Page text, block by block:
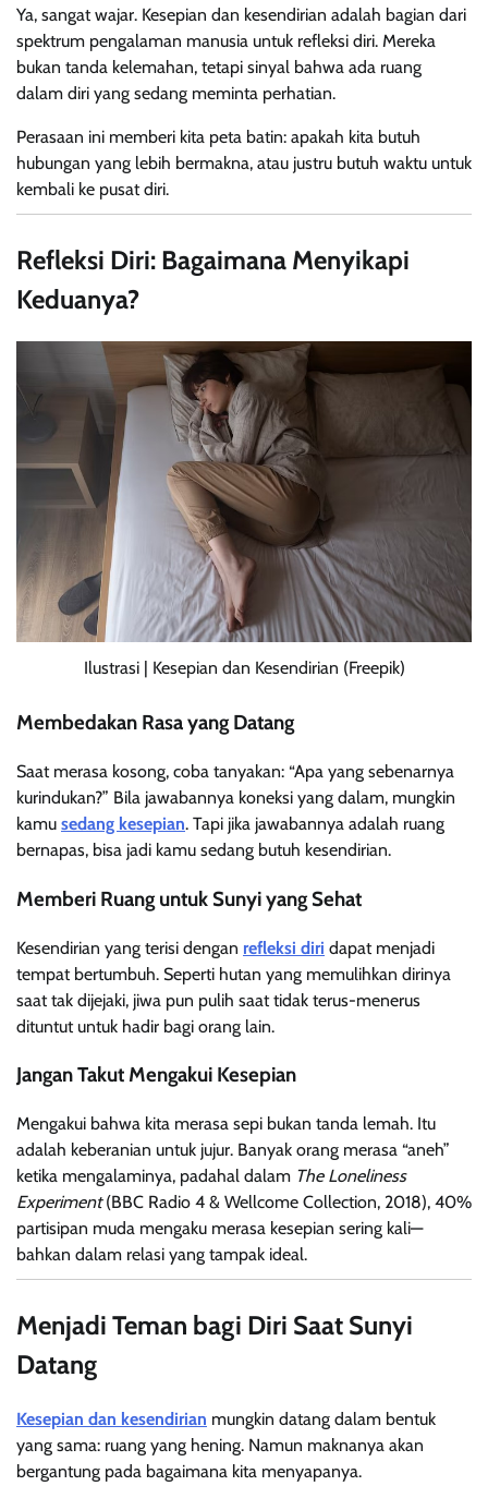
Ya, sangat wajar. Kesepian dan kesendirian adalah bagian dari
spektrum pengalaman manusia untuk refleksi diri. Mereka
bukan tanda kelemahan, tetapi sinyal bahwa ada ruang
dalam diri yang sedang meminta perhatian.
Perasaan ini memberi kita peta batin: apakah kita butuh
hubungan yang lebih bermakna, atau justru butuh waktu untuk
kembali ke pusat diri.
Refleksi Diri: Bagaimana Menyikapi
Keduanya?
Ilustrasi | Kesepian dan Kesendirian (Freepik)
Membedakan Rasa yang Datang
Saat merasa kosong, coba tanyakan: “Apa yang sebenarnya
kurindukan?” Bila jawabannya koneksi yang dalam, mungkin
kamu sedang kesepian. Tapi jika jawabannya adalah ruang
bernapas, bisa jadi kamu sedang butuh kesendirian.
Memberi Ruang untuk Sunyi yang Sehat
Kesendirian yang terisi dengan refleksi diri dapat menjadi
tempat bertumbuh. Seperti hutan yang memulihkan dirinya
saat tak dijejaki, jiwa pun pulih saat tidak terus-menerus
dituntut untuk hadir bagi orang lain.
Jangan Takut Mengakui Kesepian
Mengakui bahwa kita merasa sepi bukan tanda lemah. Itu
adalah keberanian untuk jujur. Banyak orang merasa “aneh”
ketika mengalaminya, padahal dalam The Loneliness
Experiment(BBC Radio 4 & Wellcome Collection, 2018), 40%
partisipan muda mengaku merasa kesepian sering kali—
bahkan dalam relasi yang tampak ideal.
Menjadi Teman bagi Diri Saat Sunyi
Datang
Kesepian dan kesendirian mungkin datang dalam bentuk
yang sama: ruang yang hening. Namun maknanya akan
bergantung pada bagaimana kita menyapanya.